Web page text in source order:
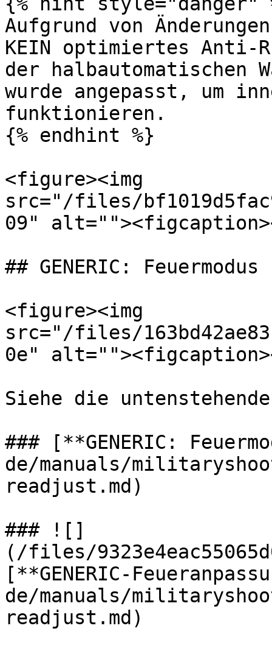
Aufgrund von
KEIN optimiertes Anti-
der halbautomatischen
wurde angepasst, um
funktionieren.
{% endhint %}
<figure><img
src="/files/
09"
## GENERIC: Feuermodus
<figure><img
src="/files/
0e"
Siehe die
### [**GENERIC:
de/manuals/
readjust.md)
### ![]
(/files/
[**GENERIC-
de/manuals/
readjust.md)